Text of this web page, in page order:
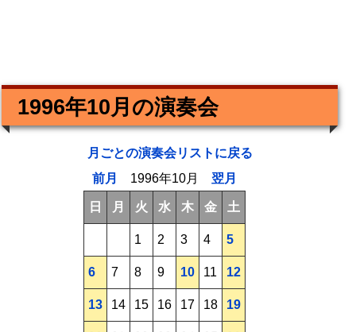
1996年10月の演奏会
月ごとの演奏会リストに戻る
前月
1996年10月 翌月
日 月 火 水 木 金 土
1 2 3 4 5
6 7 8 9 10 11 12
13 14 15 16 17 18 19